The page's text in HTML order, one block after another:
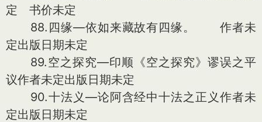
定 书价未定
88.四缘—依如来藏故有四缘。 作者未
定出版日期未定
89.空之探究—印顺《空之探究》谬误之平
议作者未定出版日期未定
90.十法义—论阿含经中十法之正义作者未
定出版日期未定